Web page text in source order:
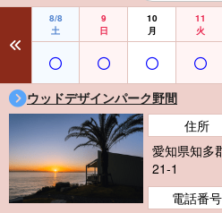
8/8
土
9
日
10
月
11
火
ウッドデザインパーク野間
住所
愛知県知多
21-1
電話番号